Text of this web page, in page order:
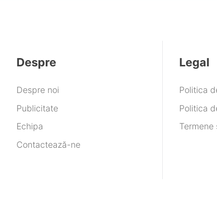
Despre
Despre noi
Publicitate
Echipa
Contactează-ne
Legal
Politica
Politica
Termene